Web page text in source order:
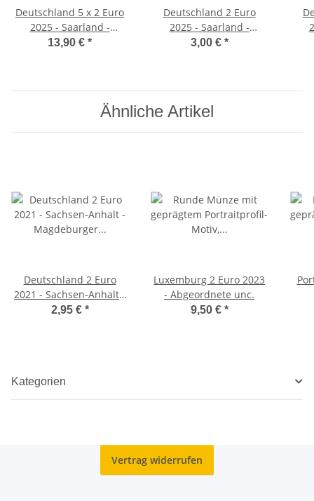
Deutschland 5 x 2 Euro
2025 - Saarland -
Saarschleife - ADFGJ*
13,90 € *
Deutschland 2 Euro
2025 - Saarland -
Saarschleife - F*
3,00 € *
Ähnliche Artikel
Deutschland 2 Euro
2021 - Sachsen-Anhalt -
Magdeburger Dom - G*
2,95 € *
Luxemburg 2 Euro 2023
- Abgeordnete unc.
9,50 € *
Kategorien
Vertrag widerrufen